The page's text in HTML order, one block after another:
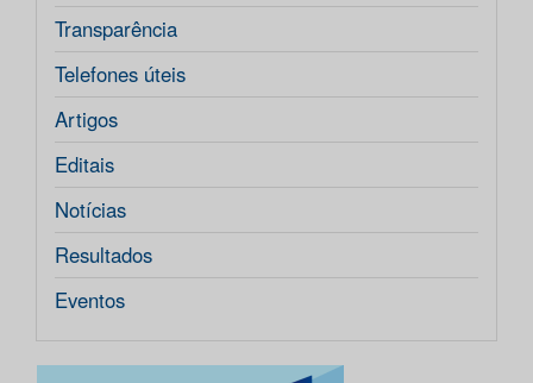
Transparência
Telefones úteis
Artigos
Editais
Notícias
Resultados
Eventos